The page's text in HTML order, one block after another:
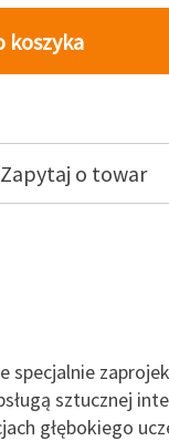
koszyka
Zapytaj o towar
specjalnie
sztucznej
głębokiego